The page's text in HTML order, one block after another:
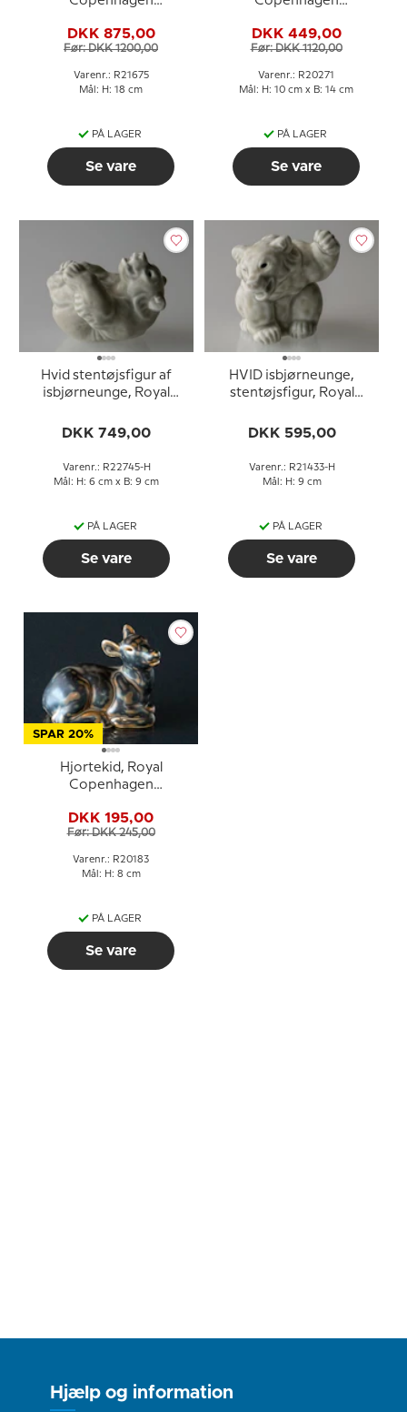
DKK 875,00
Før: DKK 1200,00
Varenr.: R21675
Mål: H: 18 cm
PÅ LAGER
Se vare
DKK 449,00
Før: DKK 1120,00
Varenr.: R20271
Mål: H: 10 cm x B: 14 cm
PÅ LAGER
Se vare
Hvid stentøjsfigur af
isbjørneunge, Royal
DKK 749,00
Varenr.: R22745-H
Mål: H: 6 cm x B: 9 cm
PÅ LAGER
Se vare
HVID isbjørneunge,
stentøjsfigur, Royal
DKK 595,00
Varenr.: R21433-H
Mål: H: 9 cm
PÅ LAGER
Se vare
SPAR 20%
Hjortekid, Royal
Copenhagen
20183
DKK 195,00
Før: DKK 245,00
Varenr.: R20183
Mål: H: 8 cm
PÅ LAGER
Se vare
Hjælp og information